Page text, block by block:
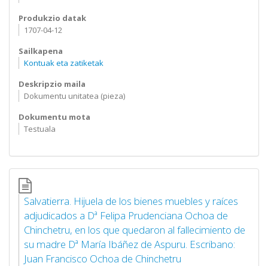
Produkzio datak
1707-04-12
Sailkapena
Kontuak eta zatiketak
Deskripzio maila
Dokumentu unitatea (pieza)
Dokumentu mota
Testuala
Salvatierra. Hijuela de los bienes muebles y raíces
adjudicados a Dª Felipa Prudenciana Ochoa de
Chinchetru, en los que quedaron al fallecimiento de
su madre Dª María Ibáñez de Aspuru. Escribano:
Juan Francisco Ochoa de Chinchetru